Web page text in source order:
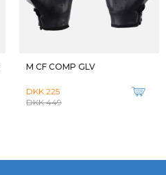
M CF COMP GLV
DKK 225
DKK 449